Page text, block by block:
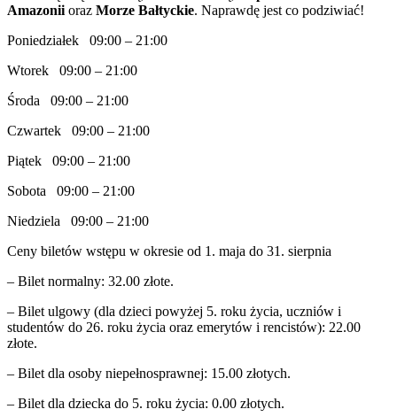
Amazonii oraz Morze Bałtyckie. Naprawdę jest co podziwiać!
Poniedziałek 09:00 – 21:00
Wtorek 09:00 – 21:00
Środa 09:00 – 21:00
Czwartek 09:00 – 21:00
Piątek 09:00 – 21:00
Sobota 09:00 – 21:00
Niedziela 09:00 – 21:00
Ceny biletów wstępu w okresie od 1. maja do 31. sierpnia
– Bilet normalny: 32.00 złote.
– Bilet ulgowy (dla dzieci powyżej 5. roku życia, uczniów i
studentów do 26. roku życia oraz emerytów i rencistów): 22.00
złote.
– Bilet dla osoby niepełnosprawnej: 15.00 złotych.
– Bilet dla dziecka do 5. roku życia: 0.00 złotych.